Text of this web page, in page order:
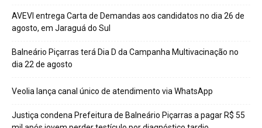
AVEVI entrega Carta de Demandas aos candidatos no dia 26 de
agosto, em Jaraguá do Sul
Balneário Piçarras terá Dia D da Campanha Multivacinação no
dia 22 de agosto
Veolia lança canal único de atendimento via WhatsApp
Justiça condena Prefeitura de Balneário Piçarras a pagar R$ 55